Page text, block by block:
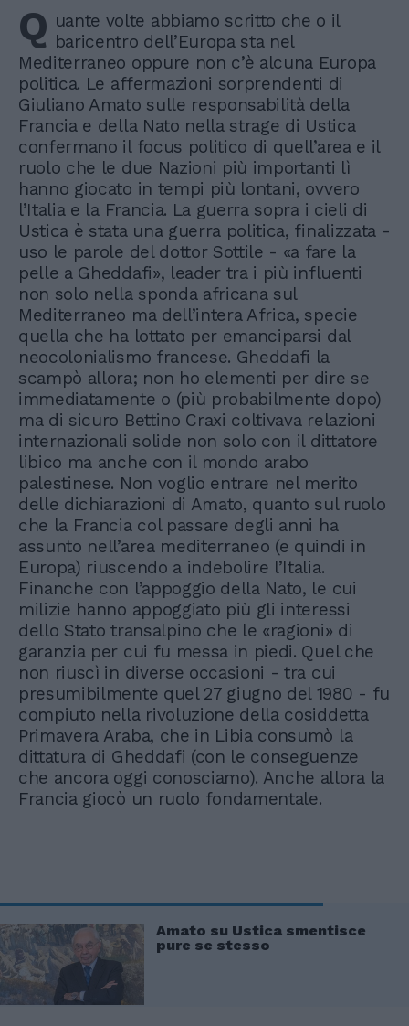
Q uante volte abbiamo scritto che o il
baricentro dell’Europa sta nel
Mediterraneo oppure non c’è alcuna Europa
politica. Le affermazioni sorprendenti di
Giuliano Amato sulle responsabilità della
Francia e della Nato nella strage di Ustica
confermano il focus politico di quell’area e il
ruolo che le due Nazioni più importanti lì
hanno giocato in tempi più lontani, ovvero
l’Italia e la Francia. La guerra sopra i cieli di
Ustica è stata una guerra politica, finalizzata -
uso le parole del dottor Sottile - «a fare la
pelle a Gheddafi», leader tra i più influenti
non solo nella sponda africana sul
Mediterraneo ma dell’intera Africa, specie
quella che ha lottato per emanciparsi dal
neocolonialismo francese. Gheddafi la
scampò allora; non ho elementi per dire se
immediatamente o (più probabilmente dopo)
ma di sicuro Bettino Craxi coltivava relazioni
internazionali solide non solo con il dittatore
libico ma anche con il mondo arabo
palestinese. Non voglio entrare nel merito
delle dichiarazioni di Amato, quanto sul ruolo
che la Francia col passare degli anni ha
assunto nell’area mediterraneo (e quindi in
Europa) riuscendo a indebolire l’Italia.
Finanche con l’appoggio della Nato, le cui
milizie hanno appoggiato più gli interessi
dello Stato transalpino che le «ragioni» di
garanzia per cui fu messa in piedi. Quel che
non riuscì in diverse occasioni - tra cui
presumibilmente quel 27 giugno del 1980 - fu
compiuto nella rivoluzione della cosiddetta
Primavera Araba, che in Libia consumò la
dittatura di Gheddafi (con le conseguenze
che ancora oggi conosciamo). Anche allora la
Francia giocò un ruolo fondamentale.
Amato su Ustica smentisce
pure se stesso